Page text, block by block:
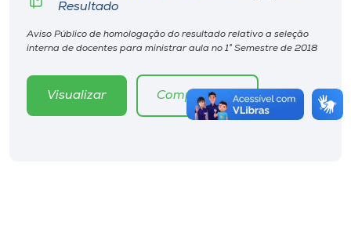
Resultado
Aviso Público de homologação do resultado relativo a seleção
interna de docentes para ministrar aula no 1° Semestre de 2018
Visualizar Compartilhar